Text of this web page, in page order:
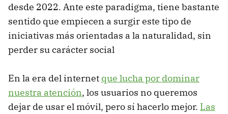
desde 2022. Ante este paradigma, tiene bastante
sentido que empiecen a surgir este tipo de
iniciativas más orientadas a la naturalidad, sin
perder su carácter social
En la era del internet que lucha por dominar
nuestra atención, los usuarios no queremos
dejar de usar el móvil, pero sí hacerlo mejor. Las